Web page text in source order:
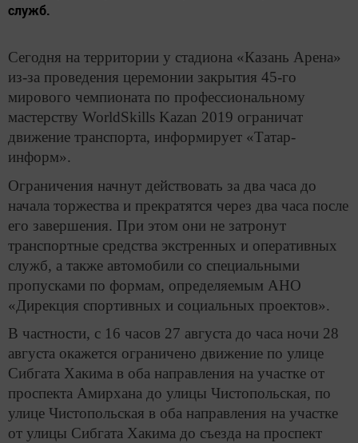
служб.
Сегодня на территории у стадиона «Казань Арена»
из-за проведения церемонии закрытия 45-го
мирового чемпионата по профессиональному
мастерству WorldSkills Kazan 2019 ограничат
движение транспорта, информирует «Татар-
информ».
Ограничения начнут действовать за два часа до
начала торжества и прекратятся через два часа после
его завершения. При этом они не затронут
транспортные средства экстренных и оперативных
служб, а также автомобили со специальными
пропусками по формам, определяемым АНО
«Дирекция спортивных и социальных проектов».
В частности, с 16 часов 27 августа до часа ночи 28
августа окажется ограничено движение по улице
Сибгата Хакима в оба направления на участке от
проспекта Амирхана до улицы Чистопольская, по
улице Чистопольская в оба направления на участке
от улицы Сибгата Хакима до съезда на проспект